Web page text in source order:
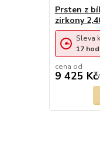
Prsten z
zirkony
cena od
9 425 Kč/
Sleva
17 hod